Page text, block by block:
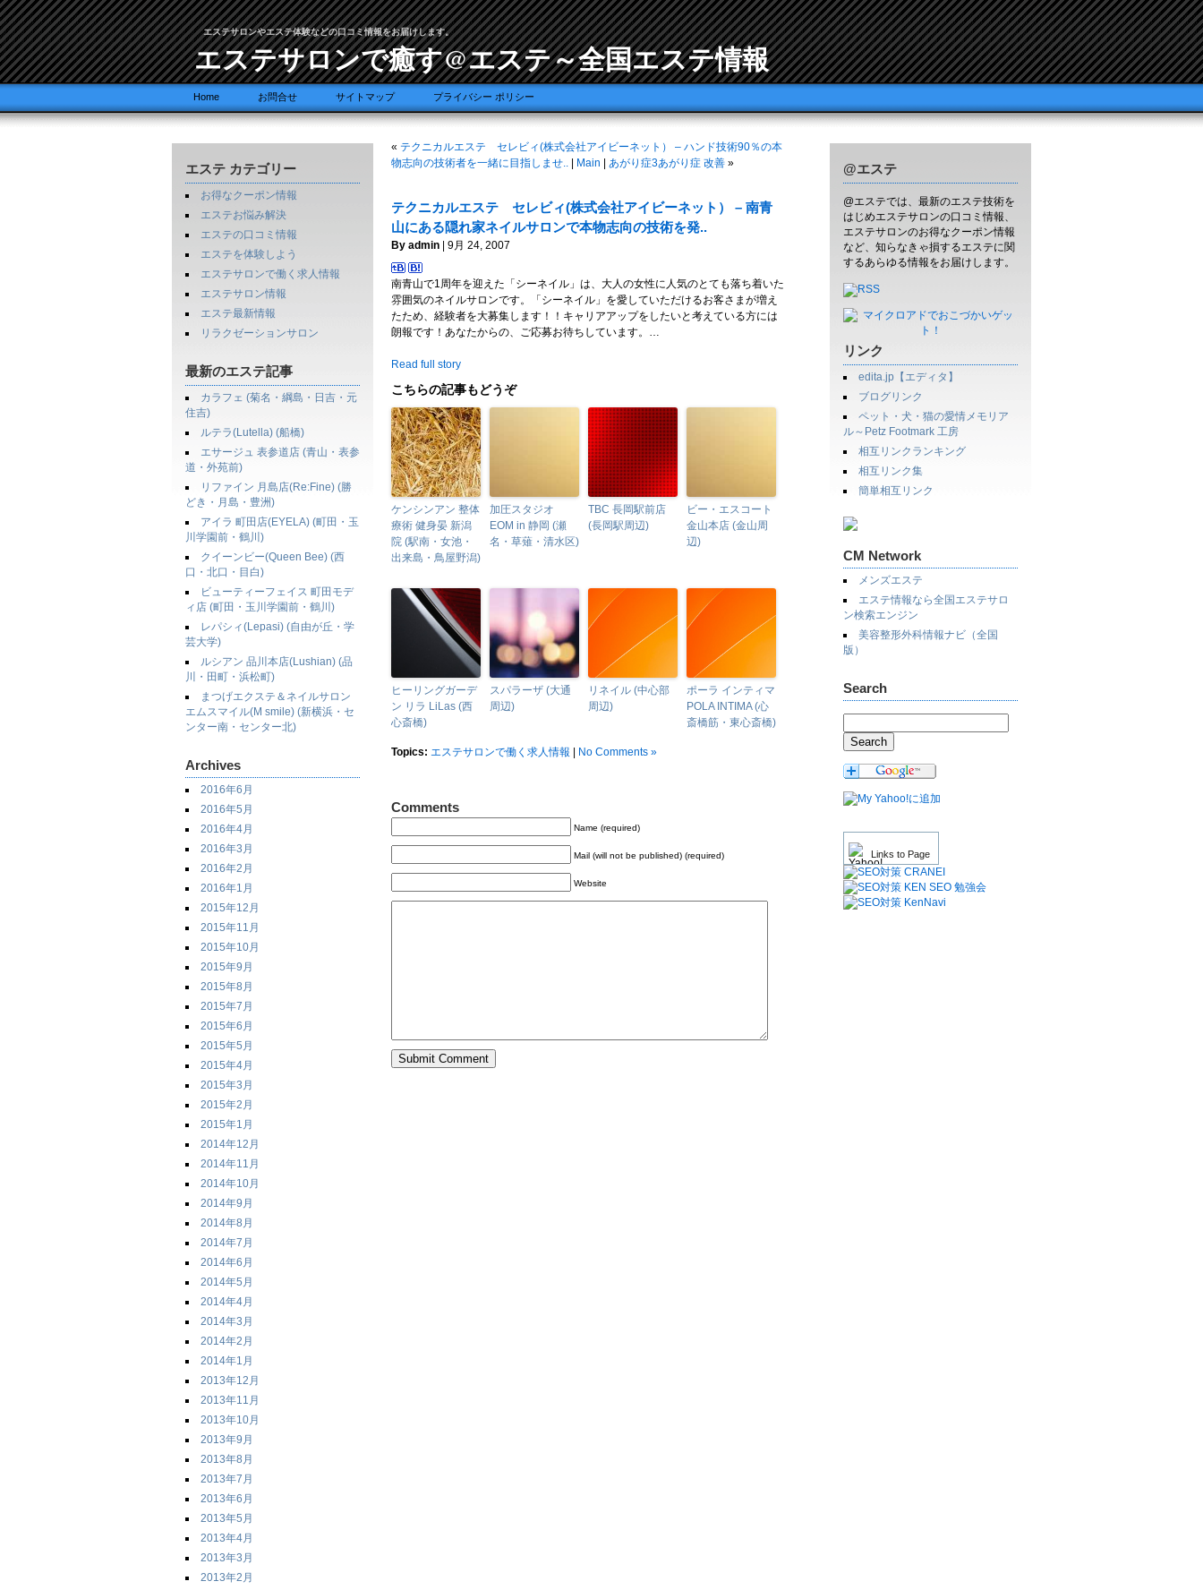
エステサロンやエステ体験などの口コミ情報をお届けします。
エステサロンで癒す@エステ～全国エステ情報
Home お問合せ サイトマップ プライバシー ポリシー
エステ カテゴリー
お得なクーポン情報
エステお悩み解決
エステの口コミ情報
エステを体験しよう
エステサロンで働く求人情報
エステサロン情報
エステ最新情報
リラクゼーションサロン
最新のエステ記事
カラフェ (菊名・綱島・日吉・元
住吉)
ルテラ(Lutella) (船橋)
エサージュ 表参道店 (青山・表参
道・外苑前)
リファイン 月島店(Re:Fine) (勝
どき・月島・豊洲)
アイラ 町田店(EYELA) (町田・玉
川学園前・鶴川)
クイーンビー(Queen Bee) (西
口・北口・目白)
ビューティーフェイス 町田モデ
ィ店 (町田・玉川学園前・鶴川)
レパシィ(Lepasi) (自由が丘・学
芸大学)
ルシアン 品川本店(Lushian) (品
川・田町・浜松町)
まつげエクステ＆ネイルサロン
エムスマイル(M smile) (新横浜・セ
ンター南・センター北)
Archives
2016年6月
2016年5月
2016年4月
2016年3月
2016年2月
2016年1月
2015年12月
2015年11月
2015年10月
2015年9月
2015年8月
2015年7月
2015年6月
2015年5月
2015年4月
2015年3月
2015年2月
2015年1月
2014年12月
2014年11月
2014年10月
2014年9月
2014年8月
2014年7月
2014年6月
2014年5月
2014年4月
2014年3月
2014年2月
2014年1月
2013年12月
2013年11月
2013年10月
2013年9月
2013年8月
2013年7月
2013年6月
2013年5月
2013年4月
2013年3月
2013年2月
@エステ
@エステでは、最新のエステ技術を
はじめエステサロンの口コミ情報、
エステサロンのお得なクーポン情報
など、知らなきゃ損するエステに関
するあらゆる情報をお届けします。
リンク
edita.jp【エディタ】
ブログリンク
ペット・犬・猫の愛情メモリア
ル～Petz Footmark 工房
相互リンクランキング
相互リンク集
簡単相互リンク
CM Network
メンズエステ
エステ情報なら全国エステサロ
ン検索エンジン
美容整形外科情報ナビ（全国
版）
Search
Links to Page
« テクニカルエステ セレビィ(株式会社アイビーネット） – ハンド技術90％の本
物志向の技術者を一緒に目指しませ..
Main あがり症3あがり症 改善 »
テクニカルエステ セレビィ(株式会社アイビーネット） – 南青
山にある隠れ家ネイルサロンで本物志向の技術を発..
By admin | 9月 24, 2007
南青山で1周年を迎えた「シーネイル」は、大人の女性に人気のとても落ち着いた
雰囲気のネイルサロンです。「シーネイル」を愛していただけるお客さまが増え
たため、経験者を大募集します！！キャリアアップをしたいと考えている方には
朗報です！あなたからの、ご応募お待ちしています。…
Read full story
こちらの記事もどうぞ
ケンシンアン 整体
療術 健身晏 新潟
院 (駅南・女池・
出来島・鳥屋野潟)
加圧スタジオ
EOM in 静岡 (瀬
名・草薙・清水区)
TBC 長岡駅前店
(長岡駅周辺)
ビー・エスコート
金山本店 (金山周
辺)
ヒーリングガーデ
ン リラ LiLas (西
心斎橋)
スパラーザ (大通
周辺)
リネイル (中心部
周辺)
ポーラ インティマ
POLA INTIMA (心
斎橋筋・東心斎橋)
Topics: エステサロンで働く求人情報 No Comments »
Comments
Name (required)
Mail (will not be published) (required)
Website